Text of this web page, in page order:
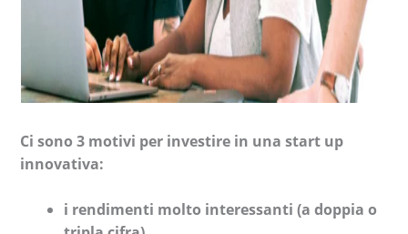
Ci sono 3 motivi per investire in una start up
innovativa:
i rendimenti molto interessanti (a doppia o